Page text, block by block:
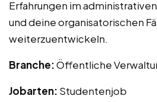
Erfahrungen im
und deine organisatorischen
weiterzuentwickeln.
Branche:Öffentliche
Jobarten: Studentenjob